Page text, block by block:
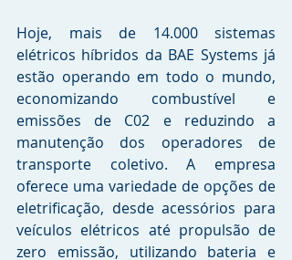
Hoje, mais de 14.000 sistemas
elétricos híbridos da BAE Systems já
estão operando em todo o mundo,
economizando combustível e
emissões de C02 e reduzindo a
manutenção dos operadores de
transporte coletivo. A empresa
oferece uma variedade de opções de
eletrificação, desde acessórios para
veículos elétricos até propulsão de
zero emissão, utilizando bateria e